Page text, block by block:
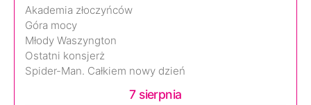
Akademia złoczyńców
Góra mocy
Młody Waszyngton
Ostatni konsjerż
Spider-Man. Całkiem nowy dzień
7 sierpnia